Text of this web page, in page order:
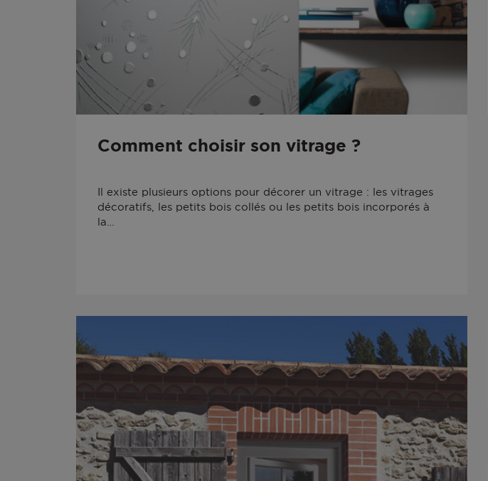
Comment choisir son vitrage ?
Il existe plusieurs options pour décorer un vitrage : les vitrages
décoratifs, les petits bois collés ou les petits bois incorporés à
la…